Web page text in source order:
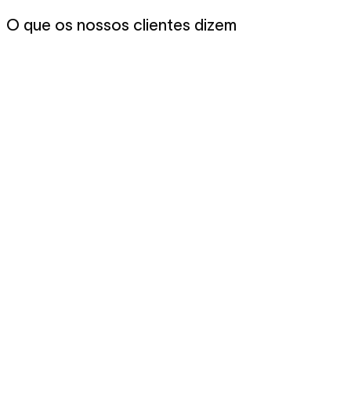
O que os nossos clientes dizem